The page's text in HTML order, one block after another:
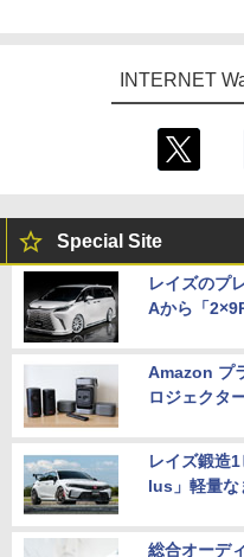
INTERNET
Special Site
レイズのプ
Aから「
Amazon プ
ロジェクタ
レイズ鍛造
lus」軽量な
総合オーデ